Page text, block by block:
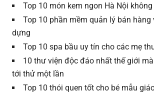
Top 10 món kem ngon Hà Nội
Top 10 phần mềm quản lý bán hàng
dựng
Top 10 spa bầu uy tín cho các mẹ
10 thư viện độc đáo nhất thế giới
tới thử một lần
Top 10 thói quen tốt cho bé mẫu